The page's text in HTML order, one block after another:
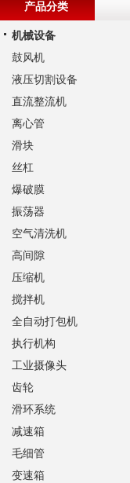
产品分类
机械设备
鼓风机
液压切割设备
直流整流机
离心管
滑块
丝杠
爆破膜
振荡器
空气清洗机
高间隙
压缩机
搅拌机
全自动打包机
执行机构
工业摄像头
齿轮
滑环系统
减速箱
毛细管
变速箱